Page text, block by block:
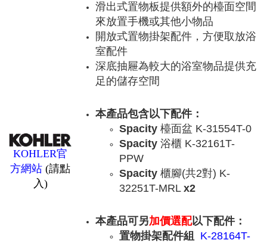
KOHLER官
方網站 (請點
入)
滑出式置物板提供額外的檯面空間
來放置手機或其他小物品
開放式置物掛架配件，方便取放浴
室配件
深底抽屜為較大的浴室物品提供充
足的儲存空間
本產品包含以下配件：
Spacity 檯面盆 K-31554T-0
Spacity 浴櫃 K-32161T-
PPW
Spacity 櫃腳(共2對) K-
32251T-MRL x2
本產品可另加價選配以下配件：
置物掛架配件組 K-28164T-